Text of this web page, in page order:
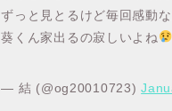
ずっと見とるけど毎回感動な
葵くん家出るの寂しいよね
— 結 (@og20010723)